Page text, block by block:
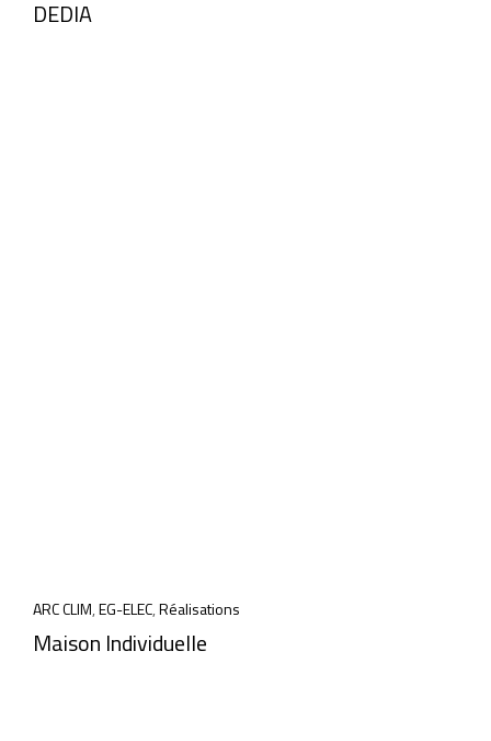
DEDIA
ARC CLIM,EG-ELEC,Réalisations
Maison Individuelle